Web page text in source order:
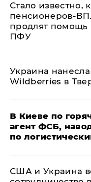
Стало известно,
пенсионеров-
продлят помощь
ПФУ
Украина
Wildberries в
В Киеве по
агент ФСБ,
по
США и Украина